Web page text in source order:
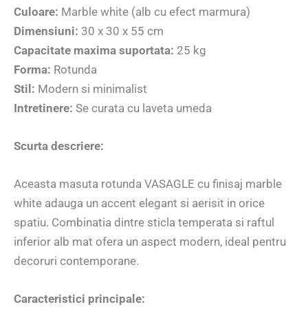
Culoare: Marble white (alb cu efect marmura)
Dimensiuni: 30 x 30 x 55 cm
Capacitate maxima suportata: 25 kg
Forma: Rotunda
Stil: Modern si minimalist
Intretinere: Se curata cu laveta umeda
Scurta descriere:
Aceasta masuta rotunda VASAGLE cu finisaj marble
white adauga un accent elegant si aerisit in orice
spatiu. Combinatia dintre sticla temperata si raftul
inferior alb mat ofera un aspect modern, ideal pentru
decoruri contemporane.
Caracteristici principale: